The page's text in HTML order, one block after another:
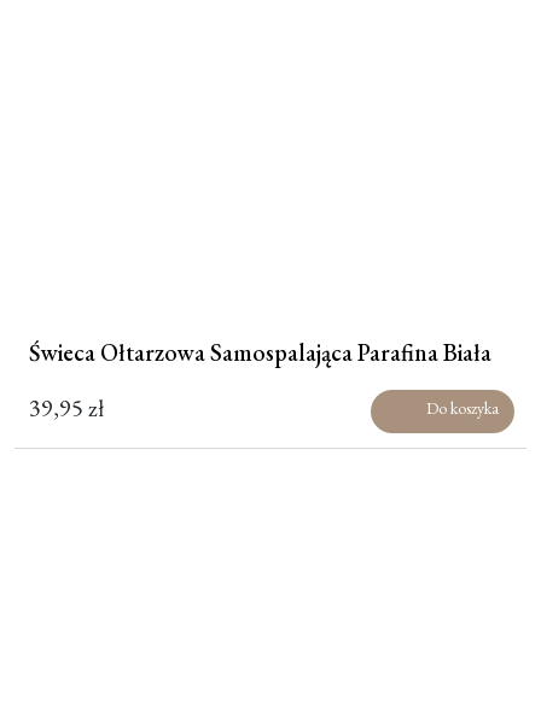
Świeca Ołtarzowa Samospalająca Parafina Biała
39,95zł Do koszyka